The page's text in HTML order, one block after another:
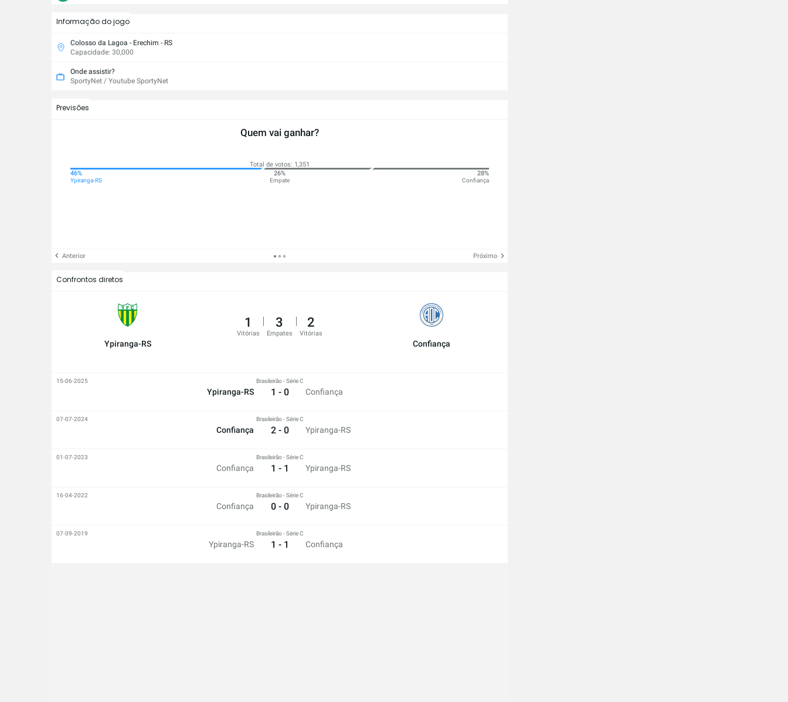
Informação do jogo
Colosso da Lagoa - Erechim - RS
Capacidade: 30,000
Onde assistir?
SportyNet / Youtube SportyNet
Previsões
Quem vai ganhar?
Total de votos: 1,351
46%
Ypiranga-RS
26%
Empate
28%
Confiança
Anterior Próximo
Confrontos diretos
Ypiranga-RS
1
Vitórias
3
Empates
2
Vitórias
Confiança
Ypiranga-RS
Brasileirão - Série C
1 - 0 Confiança
15-06-2025
Confiança
Brasileirão - Série C
2 - 0 Ypiranga-RS
07-07-2024
Confiança
Brasileirão - Série C
1 - 1 Ypiranga-RS
01-07-2023
Confiança
Brasileirão - Série C
0 - 0 Ypiranga-RS
16-04-2022
Ypiranga-RS
Brasileirão - Série C
1 - 1 Confiança
07-09-2019